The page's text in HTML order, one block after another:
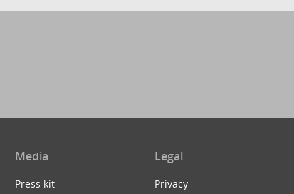
Media
Press kit
Legal
Privacy